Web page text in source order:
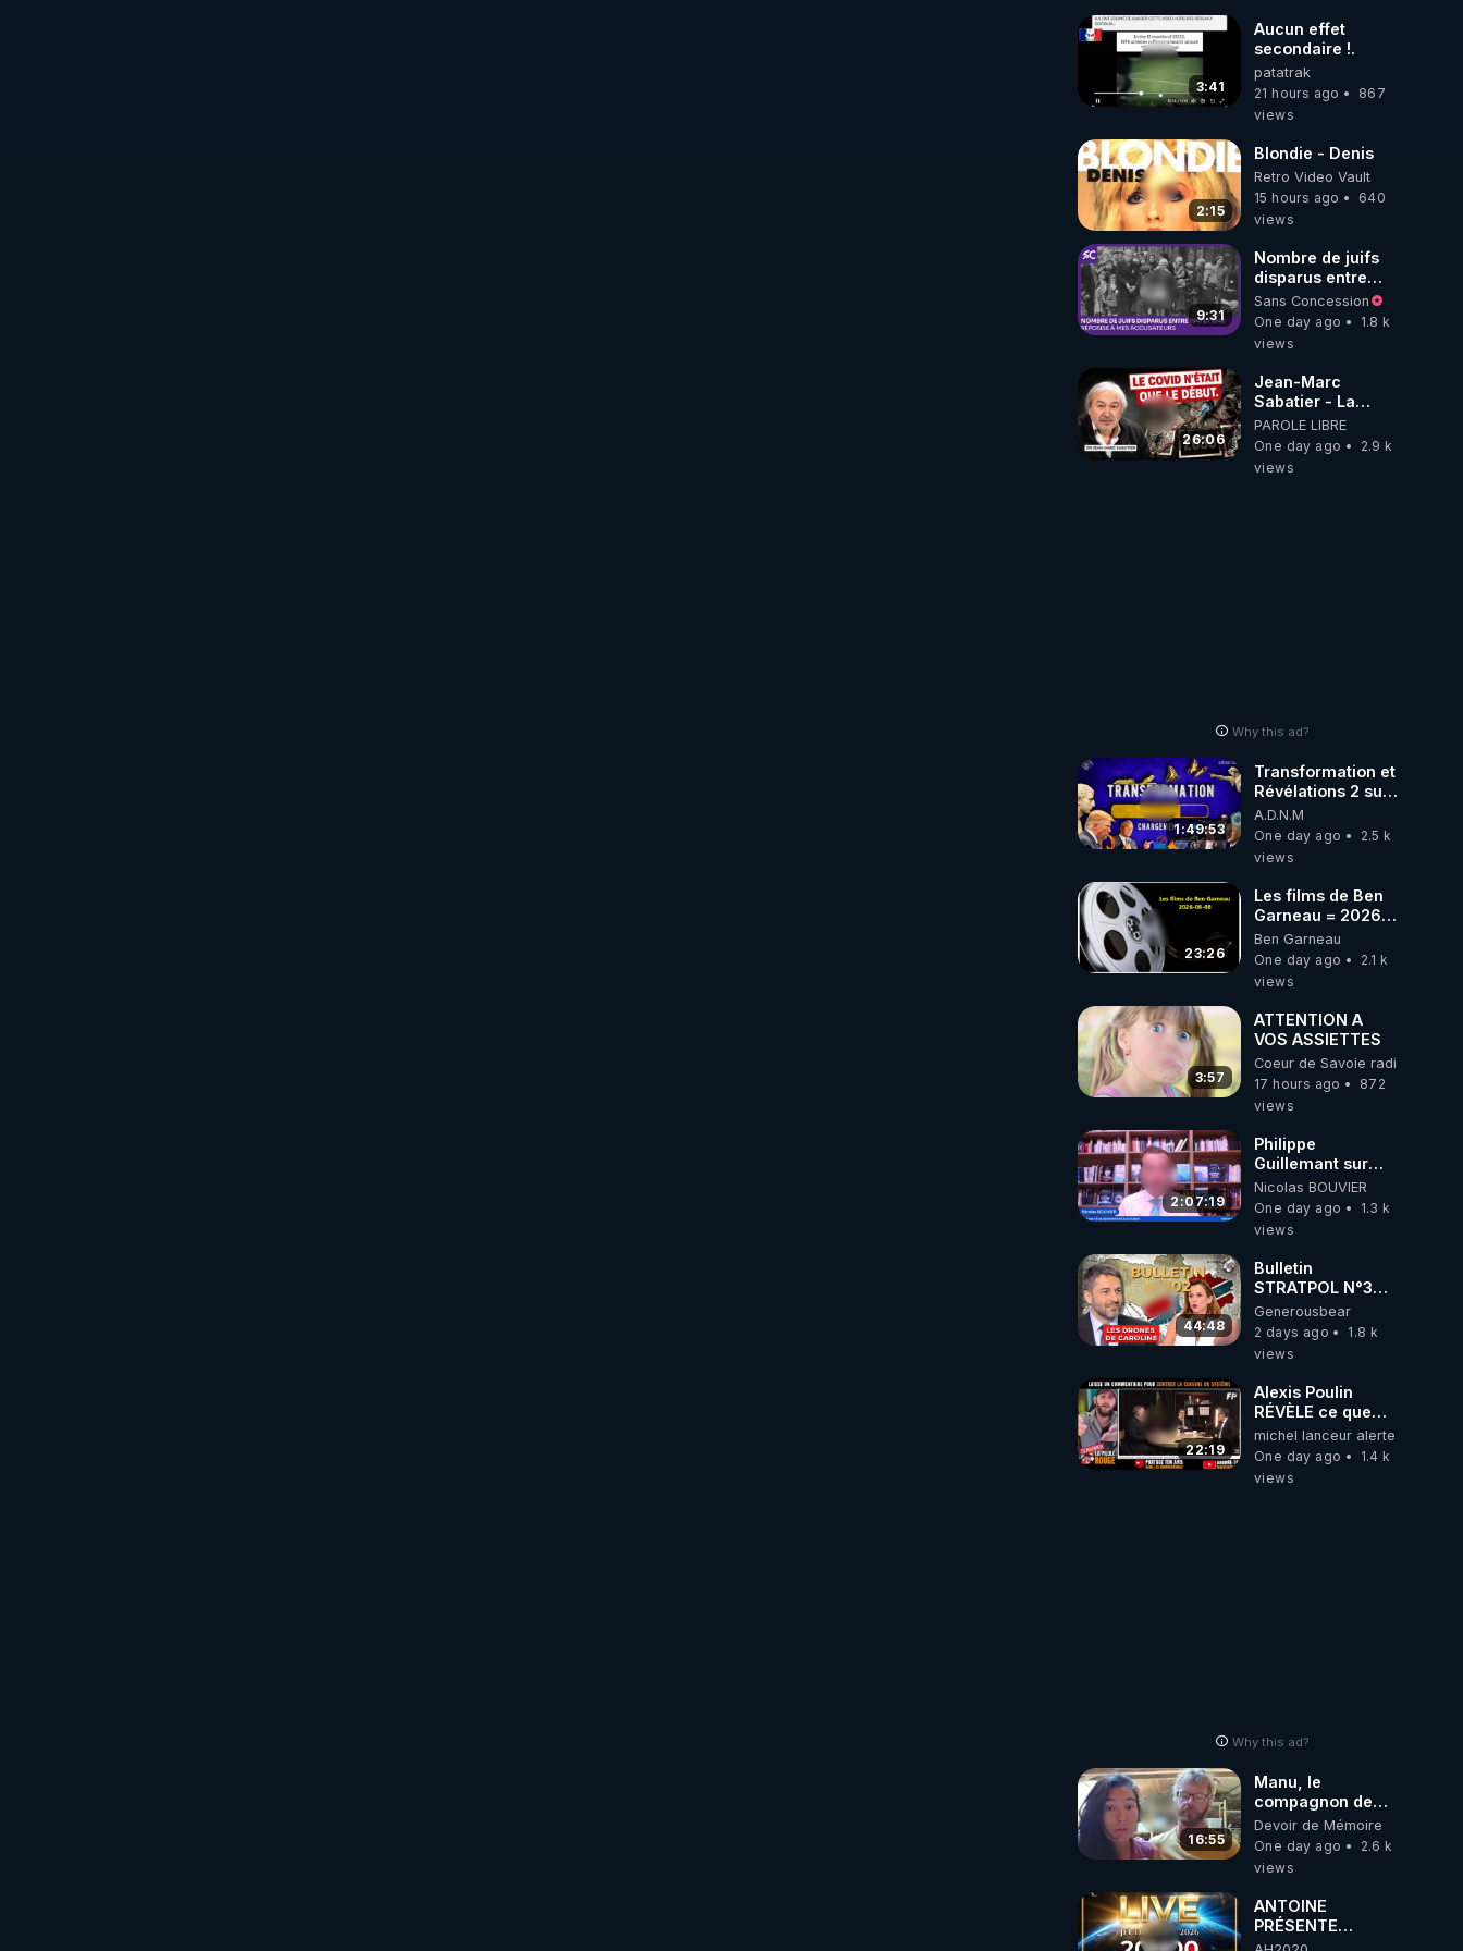
Passé Le Pognon
?
3:41
Aucun effet
secondaire !.
patatrak
21 hours ago
867
views
2:15
Blondie - Denis
Retro Video Vault
15 hours ago
640
views
9:31
Nombre de juifs
disparus entre
1941 et 1945
(Réponse à mes
accusateurs)
Sans Concession
One day ago
1.8 k
views
26:06
Jean-Marc
Sabatier - La
Covid-19 n'a été
que le début -
L'ARNm &
PAROLE LIBRE
One day ago
2.9 k
views
Why this ad?
1:49:53
Transformation et
Révélations 2 sur
2 - live du
07/08/26
A.D.N.M
One day ago
2.5 k
views
23:26
Les films de Ben
Garneau = 2026-
08-08
Ben Garneau
One day ago
2.1 k
views
3:57
ATTENTION A
VOS ASSIETTES
Coeur de Savoie radioweb TV
17 hours ago
872
views
2:07:19
Philippe
Guillemant sur
l’IA, la conscience
et les OVNI
Nicolas BOUVIER
One day ago
1.3 k
views
44:48
Bulletin
STRATPOL N°302.
Armée des
drones, MS-21 en
série, missiles
07.08.2026.
Generousbear
2 days ago
1.8 k
views
22:19
Alexis Poulin
RÉVÈLE ce que
personne n'ose
dire sur l'Union
européenne
michel lanceur alerte
One day ago
1.4 k
views
Why this ad?
16:55
Manu, le
compagnon de
Kyria, raconte sa
garde à vue
musclée.
Devoir de Mémoire
One day ago
2.6 k
views
ANTOINE
PRÉSENTE
AH2020 LE LIVE